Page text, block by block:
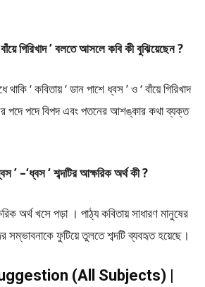
গিরিখাদ ’ বলতে আসলে কবি কী বুঝিয়েছেন ?
‘ কবিতায় ‘ ডান পাশে ধ্বস ’ ও ‘ বাঁয়ে গিরিখাদ
পদে পদে বিপদ এবং পতনের আশঙ্কার কথা ব্যক্ত
’ –‘ধ্বস ‘ শব্দটির আক্ষরিক অর্থ কী ?
অর্থ খসে পড়া । পাঠ্য কবিতায় সাধারণ মানুষের
সম্ভাবনাকে ফুটিয়ে তুলতে শব্দটি ব্যবহৃত হয়েছে।
(All Subjects) |